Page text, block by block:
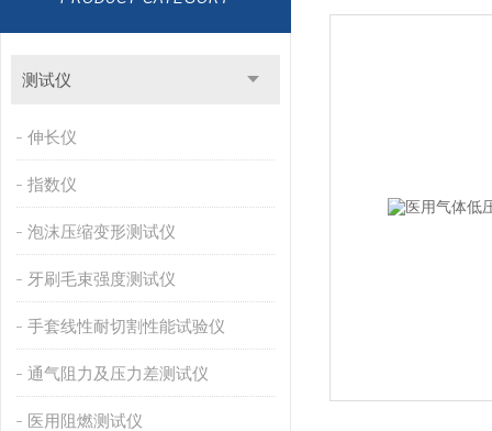
测试仪
伸长仪
指数仪
泡沫压缩变形测试仪
牙刷毛束强度测试仪
手套线性耐切割性能试验仪
通气阻力及压力差测试仪
医用阻燃测试仪